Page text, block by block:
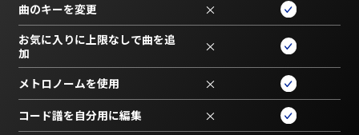
曲のキーを変更 ×
お気に入りに上限なしで曲を追
加
×
メトロノームを使用 ×
コード譜を自分用に編集 ×